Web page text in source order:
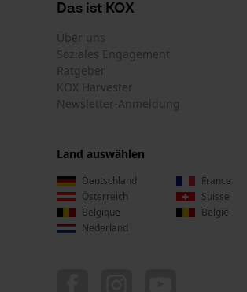
Das ist KOX
Über uns
Soziales Engagement
Ratgeber
KOX Harvester
Newsletter-Anmeldung
Land auswählen
Deutschland
France
Österreich
Suisse
Belgique
België
Nederland